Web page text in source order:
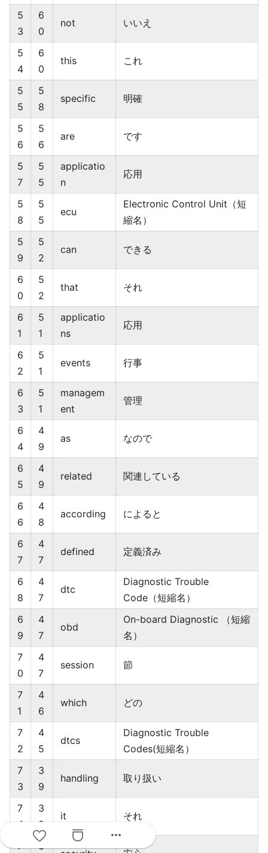
5
3
6
0
not いいえ
5
4
6
0
this これ
5
5
5
8
specific 明確
5
6
5
6
are です
5
7
5
5
applicatio
n
応用
5
8
5
5
ecu
Electronic Control Unit（短
縮名）
5
9
5
2
can できる
6
0
5
2
that それ
6
1
5
1
applicatio
ns
応用
6
2
5
1
events 行事
6
3
5
1
managem
ent
管理
6
4
4
9
as なので
6
5
4
9
related 関連している
6
6
4
8
according によると
6
7
4
7
defined 定義済み
6
8
4
7
dtc
Diagnostic Trouble
Code（短縮名）
6
9
4
7
obd
On-board Diagnostic （短縮
名）
7
0
4
7
session 節
7
1
4
6
which どの
7
2
4
5
dtcs
Diagnostic Trouble
Codes(短縮名）
7
3
3
9
handling 取り扱い
7
4
3
9
it それ
7 3
more_horiz